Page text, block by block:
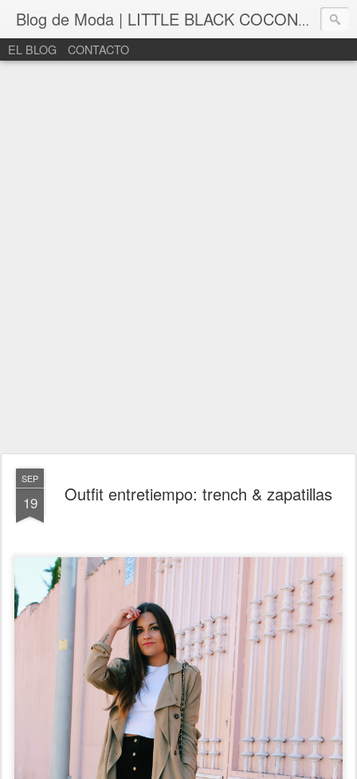
Blog de Moda | LITTLE BLACK COCONUT | Bloguera de moda en León
EL BLOG CONTACTO
SEP
19 Outfit entretiempo: trench & zapatillas